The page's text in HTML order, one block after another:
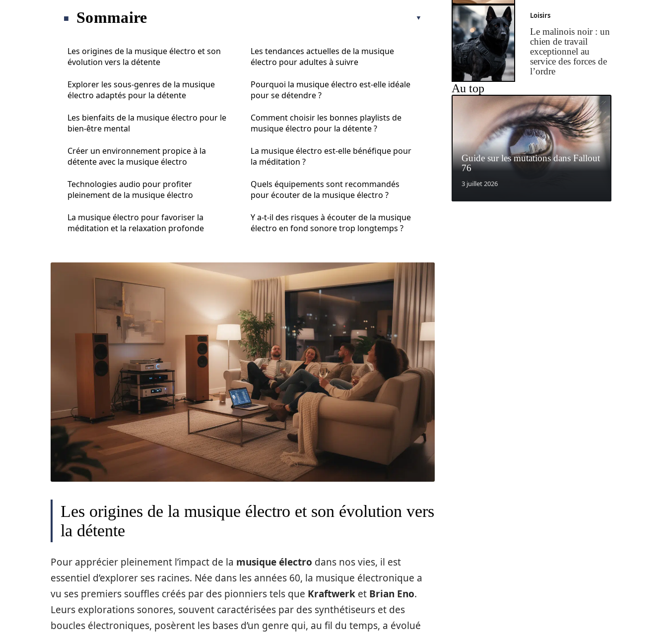
Sommaire
Les origines de la musique électro et son
évolution vers la détente
Explorer les sous-genres de la musique
électro adaptés pour la détente
Les bienfaits de la musique électro pour le
bien-être mental
Créer un environnement propice à la
détente avec la musique électro
Technologies audio pour profiter
pleinement de la musique électro
La musique électro pour favoriser la
méditation et la relaxation profonde
Les tendances actuelles de la musique
électro pour adultes à suivre
Pourquoi la musique électro est-elle idéale
pour se détendre ?
Comment choisir les bonnes playlists de
musique électro pour la détente ?
La musique électro est-elle bénéfique pour
la méditation ?
Quels équipements sont recommandés
pour écouter de la musique électro ?
Y a-t-il des risques à écouter de la musique
électro en fond sonore trop longtemps ?
Les origines de la musique électro et son évolution vers
la détente
Pour apprécier pleinement l’impact de la musique électro dans nos vies, il est
essentiel d’explorer ses racines. Née dans les années 60, la musique électronique a
vu ses premiers souffles créés par des pionniers tels que Kraftwerk et Brian Eno.
Leurs explorations sonores, souvent caractérisées par des synthétiseurs et des
boucles électroniques, posèrent les bases d’un genre qui, au fil du temps, a évolué
Loisirs
Le malinois noir : un
chien de travail
exceptionnel au
service des forces de
l’ordre
Au top
Guide sur les mutations dans Fallout
76
3 juillet 2026